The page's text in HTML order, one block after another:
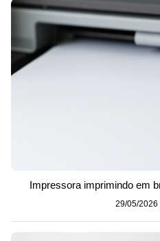
Impressora imprimindo em
29/05/2026